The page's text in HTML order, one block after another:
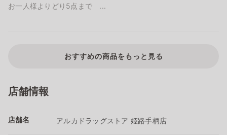
お一人様よりどり5点まで ...
おすすめの商品をもっと見る
店舗情報
店舗名 アルカドラッグストア 姫路手柄店